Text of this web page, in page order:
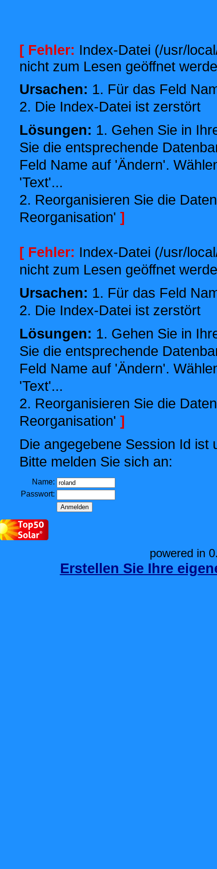
[ Fehler: Index-Datei (/usr/
nicht zum Lesen geöffnet
Ursachen: 1. Für das Feld
2. Die Index-Datei ist zerstört
Lösungen: 1. Gehen Sie in
Sie die entsprechende
Feld Name auf 'Ändern'.
'Text'...
2. Reorganisieren Sie die
Reorganisation' ]
[ Fehler: Index-Datei (/usr/
nicht zum Lesen geöffnet
Ursachen: 1. Für das Feld
2. Die Index-Datei ist zerstört
Lösungen: 1. Gehen Sie in
Sie die entsprechende
Feld Name auf 'Ändern'.
'Text'...
2. Reorganisieren Sie die
Reorganisation' ]
Die angegebene Session Id ist
Bitte melden Sie sich an:
Name:
Passwort:
powered in
Erstellen Sie Ihre